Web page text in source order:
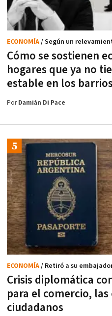
Cómo se sostienen
hogares que ya no
estable en los
ECONOMÍA/ Según un
PorDamián Di Pace
Crisis diplomática
para el comercio,
ciudadanos
ECONOMÍA/ Retiró a su